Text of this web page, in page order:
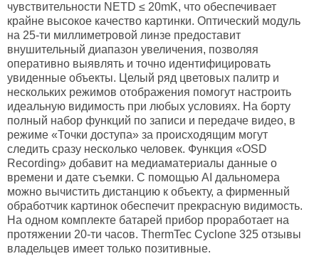
чувствительности NETD ≤ 20mK, что обеспечивает
крайне высокое качество картинки. Оптический модуль
на 25-ти миллиметровой линзе предоставит
внушительный диапазон увеличения, позволяя
оперативно выявлять и точно идентифицировать
увиденные объекты. Целый ряд цветовых палитр и
нескольких режимов отображения помогут настроить
идеальную видимость при любых условиях. На борту
полный набор функций по записи и передаче видео, в
режиме «Точки доступа» за происходящим могут
следить сразу несколько человек. Функция «OSD
Recording» добавит на медиаматериалы данные о
времени и дате съемки. С помощью AI дальномера
можно вычистить дистанцию к объекту, а фирменный
обработчик картинок обеспечит прекрасную видимость.
На одном комплекте батарей прибор проработает на
протяжении 20-ти часов. ThermTec Cyclone 325 отзывы
владельцев имеет только позитивные.